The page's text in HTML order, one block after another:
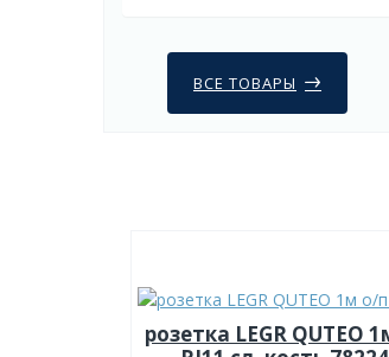
ВСЕ ТОВАРЫ
розетка LEGR QUTEO